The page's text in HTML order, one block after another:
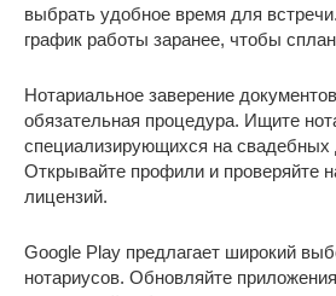
выбрать удобное время для
график работы заранее, чтобы
Нотариальное заверение
обязательная процедура. Ищите
специализирующихся на свадебных
Открывайте профили и проверяйте
лицензий.
Google Play предлагает широкий
нотариусов. Обновляйте